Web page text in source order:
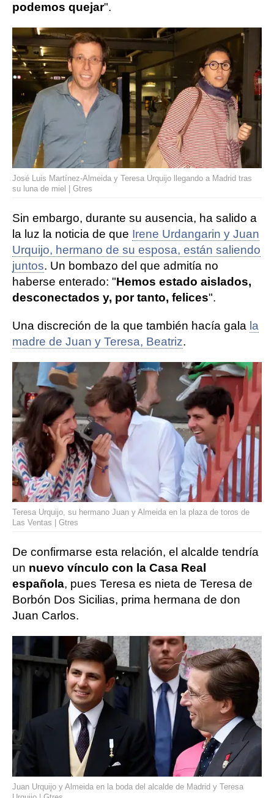
podemos quejar".
José Luis Martínez-Almeida y Teresa Urquijo llegando a Madrid tras
su luna de miel | Gtres
Sin embargo, durante su ausencia, ha salido a
la luz la noticia de que Irene Urdangarin y Juan
Urquijo, hermano de su esposa, están saliendo
juntos. Un bombazo del que admitía no
haberse enterado: "Hemos estado aislados,
desconectados y, por tanto, felices".
Una discreción de la que también hacía gala la
madre de Juan y Teresa, Beatriz.
Teresa Urquijo, su hermano Juan y Almeida en la plaza de toros de
Las Ventas | Gtres
De confirmarse esta relación, el alcalde tendría
un nuevo vínculo con la Casa Real
española, pues Teresa es nieta de Teresa de
Borbón Dos Sicilias, prima hermana de don
Juan Carlos.
Juan Urquijo y Almeida en la boda del alcalde de Madrid y Teresa